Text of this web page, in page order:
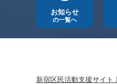
お知らせ
の一覧へ
新宿区民活動支援サイト